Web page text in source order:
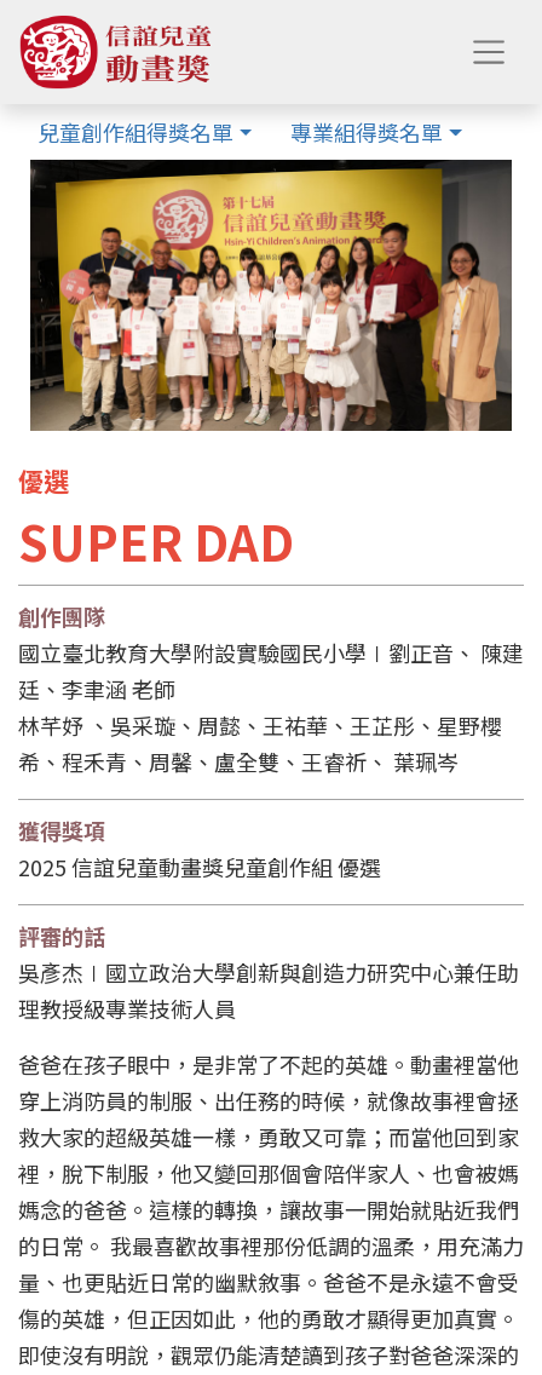
兒童創作組得獎名單 專業組得獎名單
優選
SUPER DAD
創作團隊
國立臺北教育大學附設實驗國民小學∣劉正音、 陳建
廷、李聿涵 老師
林芊妤 、吳采璇、周懿、王祐華、王芷彤、星野櫻
希、程禾青、周馨、盧全雙、王睿祈、 葉珮岑
獲得獎項
2025 信誼兒童動畫獎兒童創作組 優選
評審的話
吳彥杰∣國立政治大學創新與創造力研究中心兼任助
理教授級專業技術人員
爸爸在孩子眼中，是非常了不起的英雄。動畫裡當他
穿上消防員的制服、出任務的時候，就像故事裡會拯
救大家的超級英雄一樣，勇敢又可靠；而當他回到家
裡，脫下制服，他又變回那個會陪伴家人、也會被媽
媽念的爸爸。這樣的轉換，讓故事一開始就貼近我們
的日常。 我最喜歡故事裡那份低調的溫柔，用充滿力
量、也更貼近日常的幽默敘事。爸爸不是永遠不會受
傷的英雄，但正因如此，他的勇敢才顯得更加真實。
即使沒有明說，觀眾仍能清楚讀到孩子對爸爸深深的